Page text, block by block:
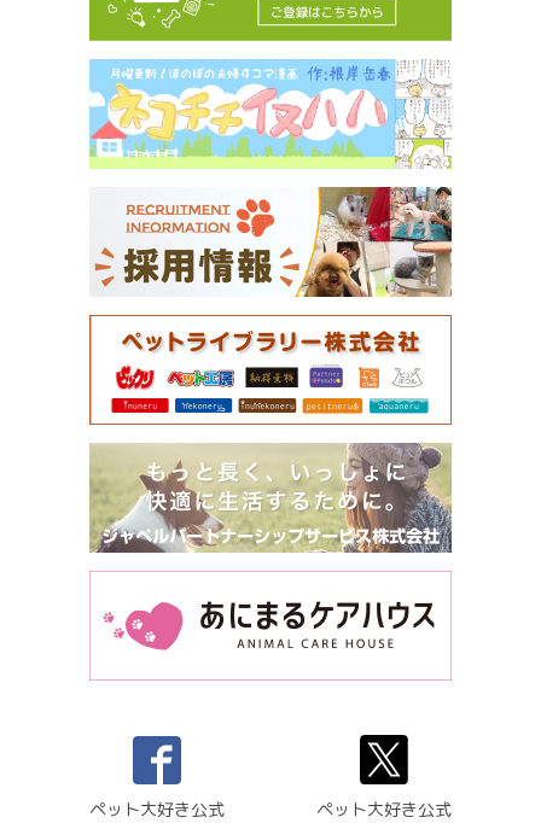
ペット大好き公式 ペット大好き公式